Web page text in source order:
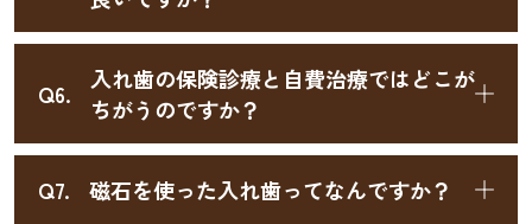
Q6.
入れ歯の保険診療と自費治療ではどこが
ちがうのですか？
Q7. 磁石を使った入れ歯ってなんですか？